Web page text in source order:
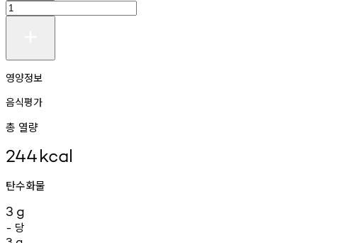
영양정보
음식평가
총 열량
244kcal
탄수화물
3 g
- 당